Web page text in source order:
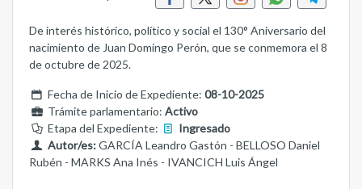
De interés histórico, político y social el 130° Aniversario del
nacimiento de Juan Domingo Perón, que se conmemora el 8
de octubre de 2025.
Fecha de Inicio de Expediente: 08-10-2025
Trámite parlamentario: Activo
Etapa del Expediente:
Ingresado
Autor/es:GARCÍA Leandro Gastón - BELLOSO Daniel
Rubén - MARKS Ana Inés - IVANCICH Luis Ángel